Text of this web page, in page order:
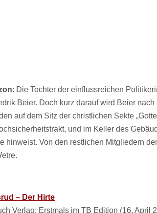
: Die Tochter der einflussreichen
Beier. Doch kurz darauf wird Beier
auf dem Sitz der christlichen Sekte
und im Keller des
hinweist. Von den restlichen Mitgliedern
– Der Hirte
Verlag; Erstmals im TB Edition (16. April